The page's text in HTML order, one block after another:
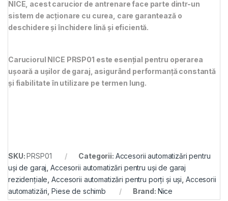
NICE, acest carucior de antrenare face parte dintr-un
sistem de acționare cu curea, care garantează o
deschidere și închidere lină și eficientă.
Caruciorul NICE PRSP01 este esențial pentru operarea
ușoară a ușilor de garaj, asigurând performanță constantă
și fiabilitate în utilizare pe termen lung.
SKU:PRSP01 Categorii: Accesorii automatizări pentru
uși de garaj ,Accesorii automatizări pentru uși de garaj
rezidențiale ,Accesorii automatizări pentru porți și uși Accesorii
automatizări ,Piese de schimb Brand: Nice